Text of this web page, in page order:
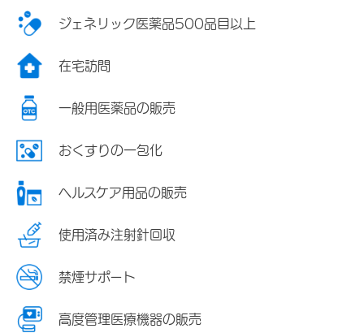
ジェネリック医薬品500品目以上
在宅訪問
一般用医薬品の販売
おくすりの一包化
ヘルスケア用品の販売
使用済み注射針回収
禁煙サポート
高度管理医療機器の販売